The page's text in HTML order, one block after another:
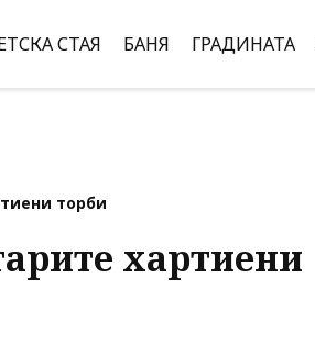
СТАЯ БАНЯ ГРАДИНАТА
торби
хартиени